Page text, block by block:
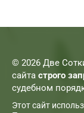
© 2026 Две
сайта строго
судебном
Этот сайт